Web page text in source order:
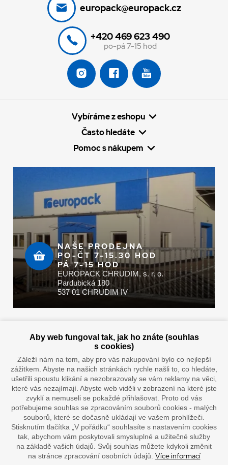
europack@europack.cz
+420 469 623 490
po-pá 7-15 hod
Vybíráme z eshopu
Často hledáte
Pomoc s nákupem
NAŠE PRODEJNA
PO-ČT 7-15.30 HOD
PÁ 7-15 HOD
EUROPACK CHRUDIM, s. r. o.
Pardubická 180
537 01 CHRUDIM IV
Doprava vaším oblíbeným dopravcem
Aby web fungoval tak, jak ho znáte (souhlas
s cookies)
Záleží nám na tom, aby pro vás nakupování bylo co nejlepší
zážitkem. Abyste na našich stránkách rychle našli to, co hledáte,
ušetřili spoustu klikání a nezobrazovaly se vám reklamy na věci,
které vás nezajímají. Abyste web viděli v zobrazení na které jste
zvyklí a nemuseli se pokaždé přihlašovat. Proto od vás
potřebujeme souhlas se zpracováním souborů cookies - malých
souborů, které se dočasně ukládají ve vašem prohlížeči.
Stisknutím tlačítka „V pořádku“ souhlasíte s nastavením cookies
tak, abychom vám poskytovali smysluplné a užitečné služby
na základě vašich údajů. Svůj souhlas můžete kdykoli změnit
na stránce zpracování osobních údajů. Více informací